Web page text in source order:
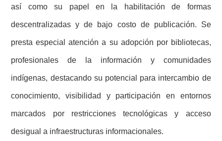
así como su papel en la habilitación de formas
descentralizadas y de bajo costo de publicación. Se
presta especial atención a su adopción por bibliotecas,
profesionales de la información y comunidades
indígenas, destacando su potencial para intercambio de
conocimiento, visibilidad y participación en entornos
marcados por restricciones tecnológicas y acceso
desigual a infraestructuras informacionales.